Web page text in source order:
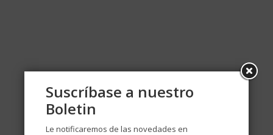
Suscríbase a nuestro
Boletin
Le notificaremos de las novedades en